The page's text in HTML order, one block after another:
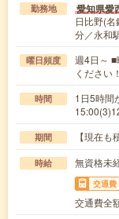
勤務地 愛知県愛
日比野(
分／永和
曜日頻度
週4日～
ください！
時間
1日5時間
期間 【現在
時給 無資格未
交通費
交通費全